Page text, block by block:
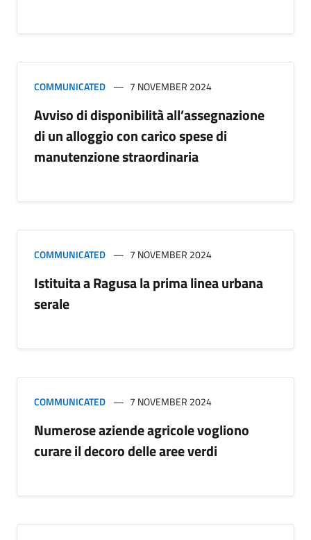
COMMUNICATED 7 NOVEMBER 2024
Avviso di disponibilità all’assegnazione
di un alloggio con carico spese di
manutenzione straordinaria
COMMUNICATED 7 NOVEMBER 2024
Istituita a Ragusa la prima linea urbana
serale
COMMUNICATED 7 NOVEMBER 2024
Numerose aziende agricole vogliono
curare il decoro delle aree verdi